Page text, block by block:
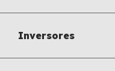
Inversores